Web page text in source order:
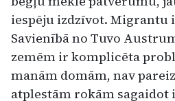
iespēju izdzīvot. Migrantu
Savienībā no Tuvo
zemēm ir komplicēta
manām domām, nav
atplestām rokām